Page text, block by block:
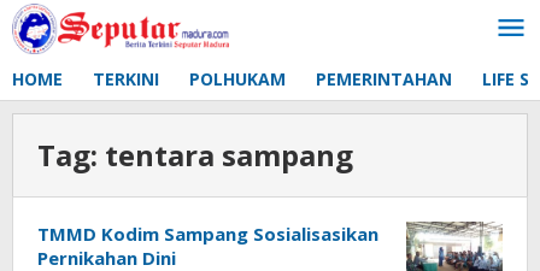
Lewati
ke
HOME TERKINI POLHUKAM PEMERINTAHAN LIFE
Tag: tentara sampang
TMMD Kodim Sampang Sosialisasikan
Pernikahan Dini